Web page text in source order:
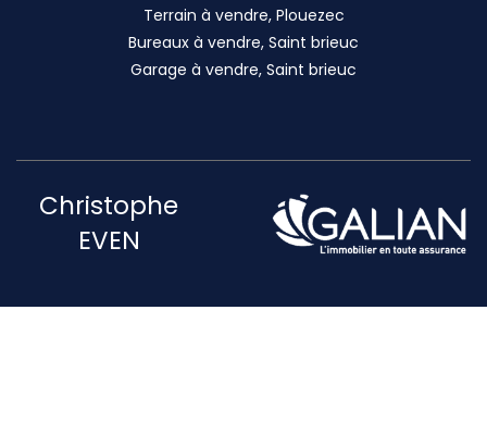
Terrain à vendre, Plouezec
Bureaux à vendre, Saint brieuc
Garage à vendre, Saint brieuc
Christophe
EVEN